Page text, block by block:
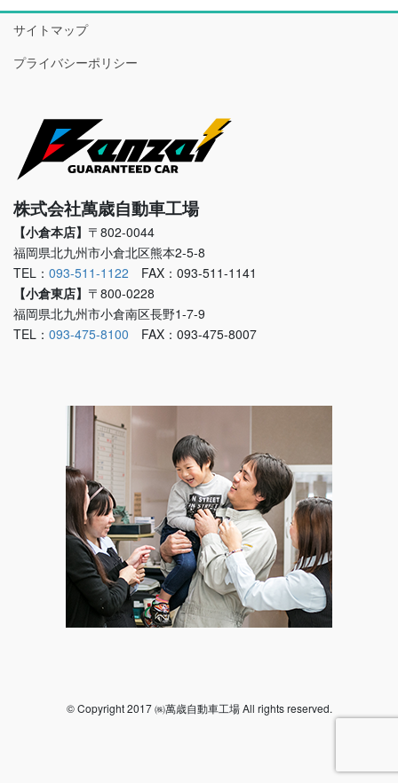
サイトマップ
プライバシーポリシー
株式会社萬歳自動車工場
【小倉本店】 〒802-0044
福岡県北九州市小倉北区熊本2-5-8
TEL： 093-511-1122 FAX：093-511-1141
【小倉東店】 〒800-0228
福岡県北九州市小倉南区長野1-7-9
TEL： 093-475-8100 FAX：093-475-8007
© Copyright 2017 ㈱萬歳自動車工場 All rights reserved.